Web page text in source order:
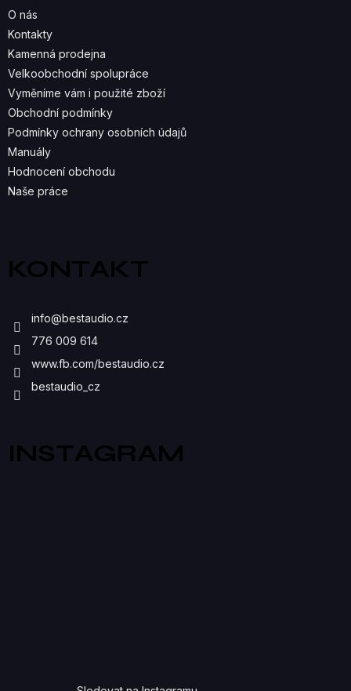
R
V
O nás
Kontakty
Kamenná prodejna
Velkoobchodní spolupráce
Vyměníme vám i použité zboží
Obchodní podmínky
Podmínky ochrany osobních údajů
Manuály
Hodnocení obchodu
Naše práce
KONTAKT
info@bestaudio.cz
776 009 614
www.fb.com/bestaudio.cz
bestaudio_cz
INSTAGRAM